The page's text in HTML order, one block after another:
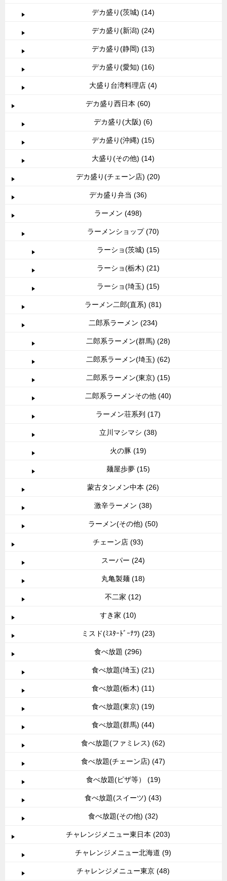
デカ盛り(茨城) (14)
デカ盛り(新潟) (24)
デカ盛り(静岡) (13)
デカ盛り(愛知) (16)
大盛り台湾料理店 (4)
デカ盛り西日本 (60)
デカ盛り(大阪) (6)
デカ盛り(沖縄) (15)
大盛り(その他) (14)
デカ盛り(チェーン店) (20)
デカ盛り弁当 (36)
ラーメン (498)
ラーメンショップ (70)
ラーショ(茨城) (15)
ラーショ(栃木) (21)
ラーショ(埼玉) (15)
ラーメン二郎(直系) (81)
二郎系ラーメン (234)
二郎系ラーメン(群馬) (28)
二郎系ラーメン(埼玉) (62)
二郎系ラーメン(東京) (15)
二郎系ラーメンその他 (40)
ラーメン荘系列 (17)
立川マシマシ (38)
火の豚 (19)
麺屋歩夢 (15)
蒙古タンメン中本 (26)
激辛ラーメン (38)
ラーメン(その他) (50)
チェーン店 (93)
スーパー (24)
丸亀製麺 (18)
不二家 (12)
すき家 (10)
ミスド(ﾐｽﾀｰﾄﾞｰﾅﾂ) (23)
食べ放題 (296)
食べ放題(埼玉) (21)
食べ放題(栃木) (11)
食べ放題(東京) (19)
食べ放題(群馬) (44)
食べ放題(ファミレス) (62)
食べ放題(チェーン店) (47)
食べ放題(ピザ等） (19)
食べ放題(スイーツ) (43)
食べ放題(その他) (32)
チャレンジメニュー東日本 (203)
チャレンジメニュー北海道 (9)
チャレンジメニュー東京 (48)